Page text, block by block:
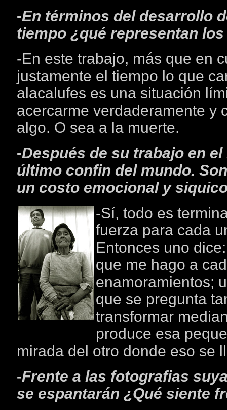
-En términos del desarrollo
tiempo ¿qué representan
-En este trabajo, más que en
justamente el tiempo lo que
alacalufes es una situación
acercarme verdaderamente y
algo. O sea a la muerte.
-Después de su trabajo en
último confin del mundo.
un costo emocional y
-Sí, todo es
fuerza para cada
Entonces uno
que me hago a
enamoramientos;
que se pregunta
transformar
produce esa
mirada del otro donde eso se
-Frente a las fotografias
se espantarán ¿Qué siente